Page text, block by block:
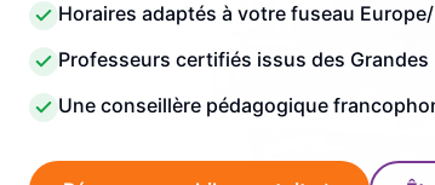
Horaires adaptés à votre fuseau
Professeurs certifiés issus des Grandes
Une conseillère pédagogique